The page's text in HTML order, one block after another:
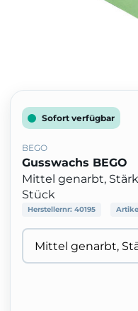
Sofort verfügbar
BEGO
Gusswachs BEGO
Mittel genarbt,
Stück
Herstellernr: 40195